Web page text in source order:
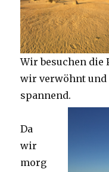
Wir besuchen die
wir verwöhnt und
spannend.
Da
wir
morg